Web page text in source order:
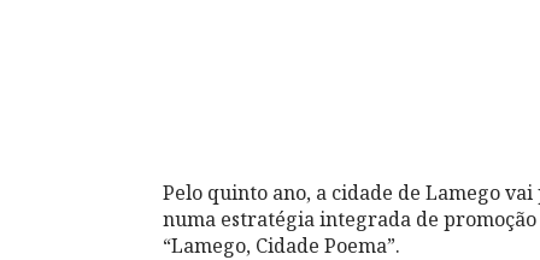
Pelo quinto ano, a cidade de Lamego
numa estratégia integrada de
“Lamego, Cidade Poema”.